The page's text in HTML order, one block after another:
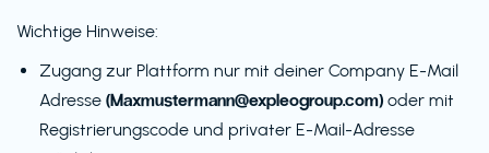
Wichtige Hinweise:
Zugang zur Plattform nur mit deiner Company E-Mail
Adresse (Maxmustermann@expleogroup.com) oder mit
Registrierungscode und privater E-Mail-Adresse